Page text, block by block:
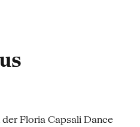
Floria Capsali Dance